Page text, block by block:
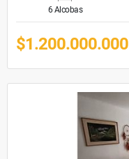
6 Alcobas
$1.200.000.000